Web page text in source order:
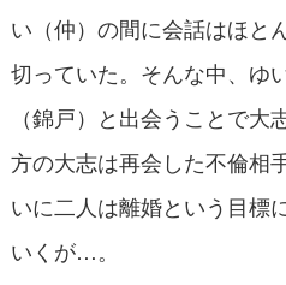
い（仲）の間に会話はほと
切っていた。そんな中、ゆ
（錦戸）と出会うことで
方の大志は再会した不倫相
いに二人は離婚という目標
いくが…。